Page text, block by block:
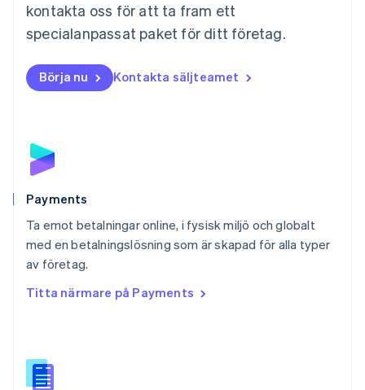
kontakta oss för att ta fram ett
specialanpassat paket för ditt företag.
Börja nu Kontakta säljteamet
Payments
Ta emot betalningar online, i fysisk miljö och globalt
med en betalningslösning som är skapad för alla typer
av företag.
Titta närmare på Payments
Nederländerna
NederlandsEnglish
English
Nya Zeeland
Portugal
Português
English
DeutschFrançaisItalianoEnglish
Singapore
English简体中文
English
Español
Storbritannien